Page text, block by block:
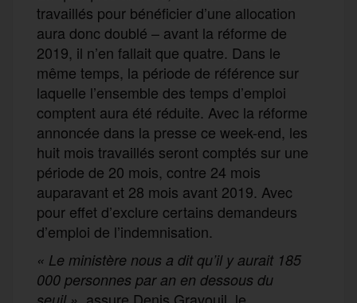
travaillés pour bénéficier d’une allocation
aura donc doublé – avant la réforme de
2019, il n’en fallait que quatre. Dans le
même temps, la période de référence sur
laquelle l’ensemble des temps d’emploi
comptent aura été réduite. Avec la réforme
annoncée dans la presse ce week-end, les
huit mois travaillés seront comptés sur une
période de 20 mois, contre 24 mois
auparavant et 28 mois avant 2019. Avec
pour effet d’exclure certains demandeurs
d’emploi de l’indemnisation.
« Le ministère nous a dit qu’il y aurait 185
000 personnes par an en dessous du
assure Denis Gravouil, le